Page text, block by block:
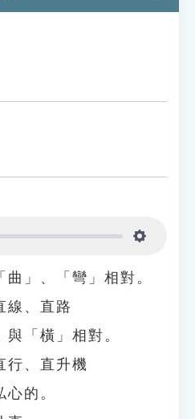
」、「彎」相對。
線、直路
「橫」相對。
行、直升機
的。